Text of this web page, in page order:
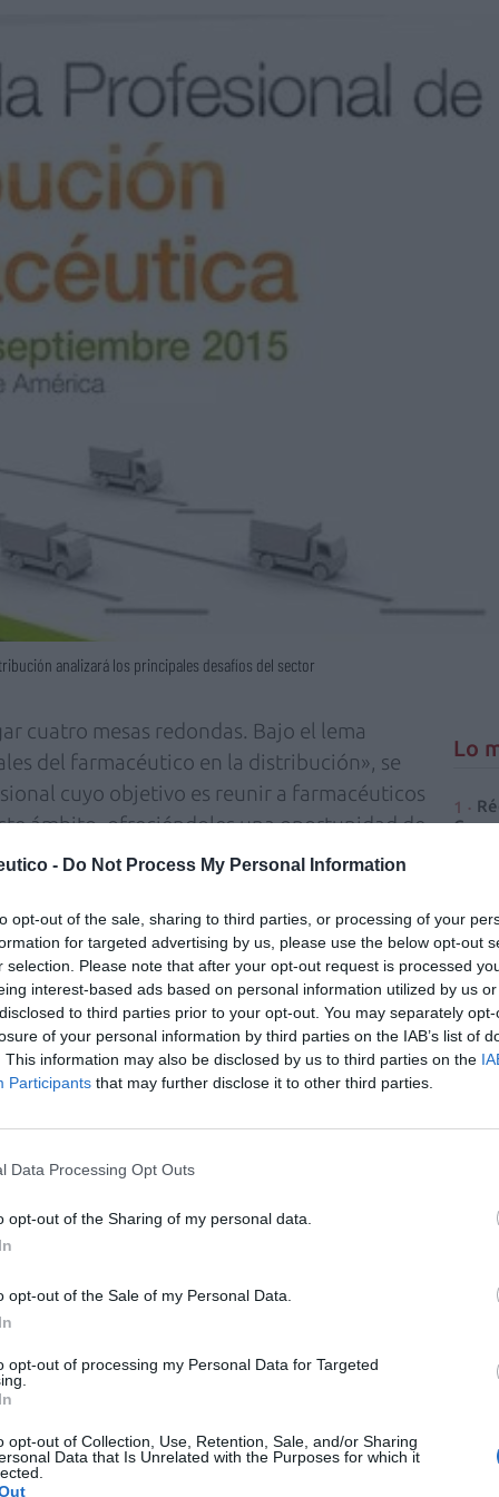
- Do Not Process My Personal Information
opt-out of the sale, sharing to third parties, or processing of your
for targeted advertising by us, please use the below opt-out
selection. Please note that after your opt-out request is processed
interest-based ads based on personal information utilized by us
to third parties prior to your opt-out. You may separately
of your personal information by third parties on the IAB’s list of
This information may also be disclosed by us to third parties on the
Participants that may further disclose it to other third parties.
Data Processing Opt Outs
opt-out of the Sharing of my personal data.
opt-out of the Sale of my Personal Data.
opt-out of processing my Personal Data for Targeted
opt-out of Collection, Use, Retention, Sale, and/or Sharing
Data that Is Unrelated with the Purposes for which it
analizará los principales desafíos del sector
cuatro mesas redondas. Bajo el lema
del farmacéutico en la distribución», se
cuyo objetivo es reunir a farmacéuticos
ámbito, ofreciéndoles una oportunidad de
sido declarada de interés sanitario por el
con dos mesas redondas en las que
del RD 782/2013 y las directrices de
el enfoque de la Administración y el
de temperaturas, el control del lote, de
papel centinela. Por la tarde el tema a
retos y expectativas», con dos mesas
participar en esta jornada pueden tramitar
Consejo General de Colegios
pueden también consultar el programa
preferida de Google
de actualidad.
Lo